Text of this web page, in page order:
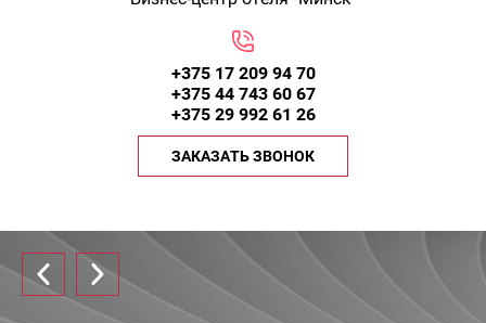
ЗАКАЗАТЬ ЗВОНОК
+375 17 209 94 70
+375 44 743 60 67
+375 29 992 61 26